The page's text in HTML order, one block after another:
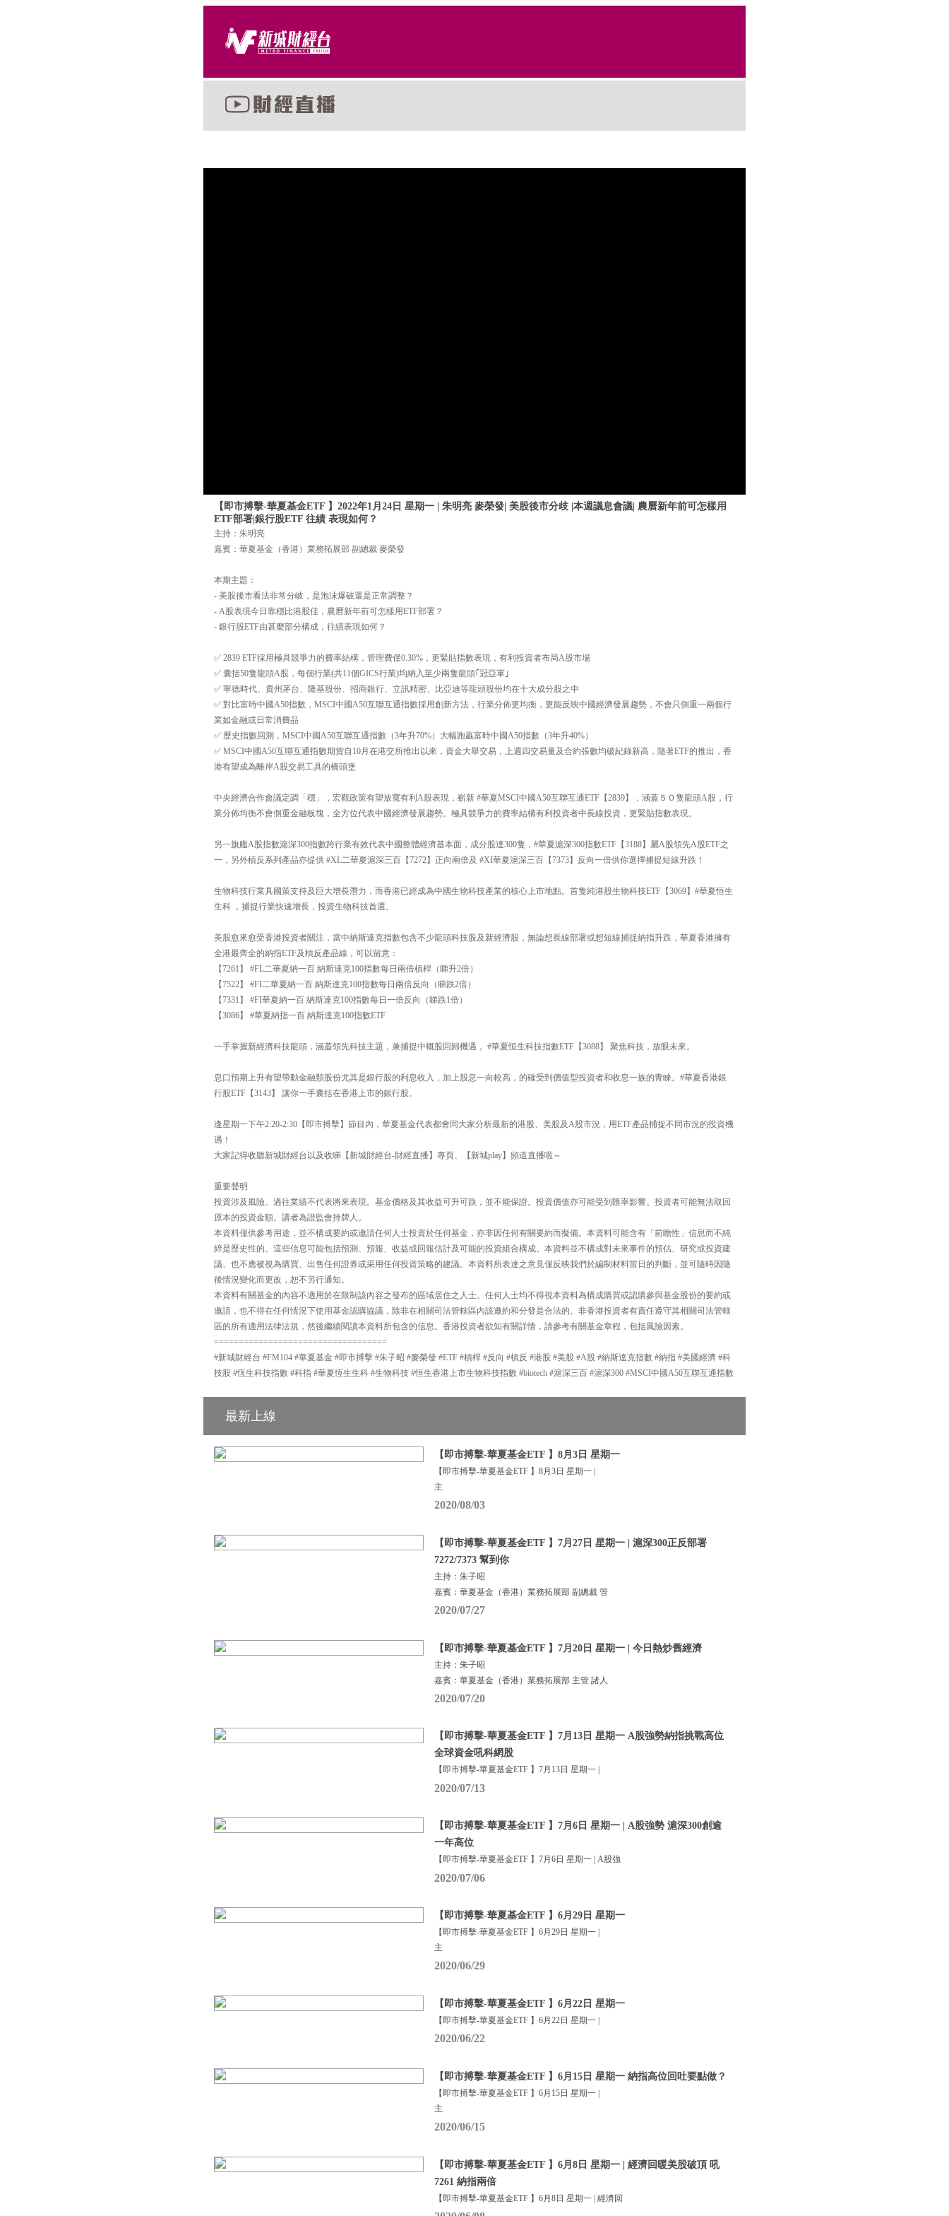
【即市搏擊-華夏基金ETF 】2022年1月24日 星期一 | 朱明亮 麥榮發| 美股後市分歧 |本週議息會議| 農曆新年前可怎樣用
ETF部署|銀行股ETF 往績 表現如何？
主持：朱明亮
嘉賓：華夏基金（香港）業務拓展部 副總裁 麥榮發
本期主題：
- 美股後市看法非常分岐，是泡沫爆破還是正常調整？
- A股表現今日靠穩比港股佳，農曆新年前可怎樣用ETF部署？
- 銀行股ETF由甚麼部分構成，往績表現如何？
✅ 2839 ETF採用極具競爭力的費率結構，管理費僅0.30%，更緊貼指數表現，有利投資者布局A股市場
✅ 囊括50隻龍頭A股，每個行業(共11個GICS行業)均納入至少兩隻龍頭｢冠亞軍｣
✅ 寧德時代、貴州茅台、隆基股份、招商銀行、立訊精密、比亞迪等龍頭股份均在十大成分股之中
✅ 對比富時中國A50指數，MSCI中國A50互聯互通指數採用創新方法，行業分佈更均衡，更能反映中國經濟發展趨勢，不會只側重一兩個行
業如金融或日常消費品
✅ 歷史指數回測，MSCI中國A50互聯互通指數（3年升70%）大幅跑贏富時中國A50指數（3年升40%）
✅ MSCI中國A50互聯互通指數期貨自10月在港交所推出以來，資金大舉交易，上週四交易量及合約張數均破紀錄新高，隨著ETF的推出，香
港有望成為離岸A股交易工具的橋頭堡
中央經濟合作會議定調「穩」，宏觀政策有望放寬有利A股表現，嶄新 #華夏MSCI中國A50互聯互通ETF【2839】，涵蓋５０隻龍頭A股，行
業分佈均衡不會側重金融板塊，全方位代表中國經濟發展趨勢。極具競爭力的費率結構有利投資者中長線投資，更緊貼指數表現。
另一旗艦A股指數滬深300指數跨行業有效代表中國整體經濟基本面，成分股達300隻，#華夏滬深300指數ETF【3188】屬A股領先A股ETF之
一，另外槓反系列產品亦提供 #XL二華夏滬深三百【7272】正向兩倍及 #XI華夏滬深三百【7373】反向一倍供你選擇捕捉短線升跌！
生物科技行業具國策支持及巨大增長潛力，而香港已經成為中國生物科技產業的核心上市地點。首隻純港股生物科技ETF【3069】#華夏恒生
生科 ，捕捉行業快速增長，投資生物科技首選。
美股愈來愈受香港投資者關注，當中納斯達克指數包含不少龍頭科技股及新經濟股，無論想長線部署或想短線捕捉納指升跌，華夏香港擁有
全港最齊全的納指ETF及槓反產品線，可以留意：
【7261】 #FL二華夏納一百 納斯達克100指數每日兩倍槓桿（睇升2倍）
【7522】 #FI二華夏納一百 納斯達克100指數每日兩倍反向（睇跌2倍）
【7331】 #FI華夏納一百 納斯達克100指數每日一倍反向（睇跌1倍）
【3086】 #華夏納指一百 納斯達克100指數ETF
一手掌握新經濟科技龍頭，涵蓋領先科技主題，兼捕捉中概股回歸機遇， #華夏恒生科技指數ETF【3088】 聚焦科技，放眼未來。
息口預期上升有望帶動金融類股份尤其是銀行股的利息收入，加上股息一向較高，的確受到價值型投資者和收息一族的青睞。#華夏香港銀
行股ETF【3143】 讓你一手囊括在香港上市的銀行股。
逢星期一下午2:20-2:30【即市搏擊】節目內，華夏基金代表都會同大家分析最新的港股、美股及A股市況，用ETF產品捕捉不同市況的投資機
遇！
大家記得收聽新城財經台以及收睇【新城財經台-財經直播】專頁、【新城play】頻道直播啦～
重要聲明
投資涉及風險。過往業績不代表將來表現。基金價格及其收益可升可跌，並不能保證。投資價值亦可能受到匯率影響。投資者可能無法取回
原本的投資金額。講者為證監會持牌人。
本資料僅供參考用途，並不構成要約或邀請任何人士投資於任何基金，亦非因任何有關要約而擬備。本資料可能含有「前瞻性」信息而不純
綷是歷史性的。這些信息可能包括預測、預報、收益或回報估計及可能的投資組合構成。本資料並不構成對未來事件的預估、研究或投資建
議、也不應被視為購買、出售任何證券或采用任何投資策略的建議。本資料所表達之意見僅反映我們於編制材料當日的判斷，並可隨時因隨
後情況變化而更改，恕不另行通知。
本資料有關基金的內容不適用於在限制該內容之發布的區域居住之人士。任何人士均不得視本資料為構成購買或認購參與基金股份的要約或
邀請，也不得在任何情況下使用基金認購協議，除非在相關司法管轄區內該邀約和分發是合法的。非香港投資者有責任遵守其相關司法管轄
區的所有適用法律法規，然後繼續閱讀本資料所包含的信息。香港投資者欲知有關詳情，請參考有關基金章程，包括風險因素。
===================================
#新城財經台 #FM104 #華夏基金 #即市搏擊 #朱子昭 #麥榮發 #ETF #槓桿 #反向 #槓反 #港股 #美股 #A股 #納斯達克指數 #納指 #美國經濟 #科
技股 #恆生科技指數 #科指 #華夏恆生生科 #生物科技 #恒生香港上市生物科技指數 #biotech #滬深三百 #滬深300 #MSCI中國A50互聯互通指數
最新上線
【即市搏擊-華夏基金ETF 】8月3日 星期一
【即市搏擊-華夏基金ETF 】8月3日 星期一 |
主
2020/08/03
【即市搏擊-華夏基金ETF 】7月27日 星期一 | 滬深300正反部署
7272/7373 幫到你
主持：朱子昭
嘉賓：華夏基金（香港）業務拓展部 副總裁 管
2020/07/27
【即市搏擊-華夏基金ETF 】7月20日 星期一 | 今日熱炒舊經濟
主持：朱子昭
嘉賓：華夏基金（香港）業務拓展部 主管 諸人
2020/07/20
【即市搏擊-華夏基金ETF 】7月13日 星期一 A股強勢納指挑戰高位
全球資金吼科網股
【即市搏擊-華夏基金ETF 】7月13日 星期一 |
2020/07/13
【即市搏擊-華夏基金ETF 】7月6日 星期一 | A股強勢 滬深300創逾
一年高位
【即市搏擊-華夏基金ETF 】7月6日 星期一 | A股強
2020/07/06
【即市搏擊-華夏基金ETF 】6月29日 星期一
【即市搏擊-華夏基金ETF 】6月29日 星期一 |
主
2020/06/29
【即市搏擊-華夏基金ETF 】6月22日 星期一
【即市搏擊-華夏基金ETF 】6月22日 星期一 |
2020/06/22
【即市搏擊-華夏基金ETF 】6月15日 星期一 納指高位回吐要點做？
【即市搏擊-華夏基金ETF 】6月15日 星期一 |
主
2020/06/15
【即市搏擊-華夏基金ETF 】6月8日 星期一 | 經濟回暖美股破頂 吼
7261 納指兩倍
【即市搏擊-華夏基金ETF 】6月8日 星期一 | 經濟回